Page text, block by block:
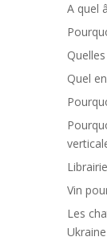
A quel
Quel
Vin
Les
Ukraine